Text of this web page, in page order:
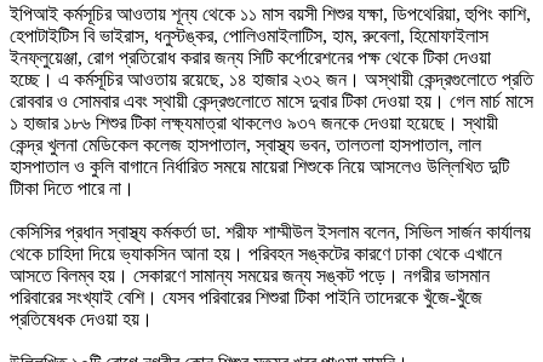
ইপিআই কর্মসূচির আওতায় শূন্য থেকে ১১ মাস বয়সী শিশুর যক্ষা, ডিপথেরিয়া, হুপিং কাশি,
হেপাটাইটিস বি ভাইরাস, ধনুস্টঙ্কর, পোলিওমাইলাটিস, হাম, রুবেলা, হিমোফাইলাস
ইনফ্লুয়েঞ্জা, রোগ প্রতিরোধ করার জন্য সিটি কর্পোরেশনের পক্ষ থেকে টিকা দেওয়া
হচ্ছে। এ কর্মসূচির আওতায় রয়েছে, ১৪ হাজার ২৩২ জন। অস্থায়ী কেন্দ্রগুলোতে প্রতি
রোববার ও সোমবার এবং স্থায়ী কেন্দ্রগুলোতে মাসে দুবার টিকা দেওয়া হয়। গেল মার্চ মাসে
১ হাজার ১৮৬ শিশুর টিকা লক্ষ্যমাত্রা থাকলেও ৯৩৭ জনকে দেওয়া হয়েছে। স্থায়ী
কেন্দ্র খুলনা মেডিকেল কলেজ হাসপাতাল, স্বাস্থ্য ভবন, তালতলা হাসপাতাল, লাল
হাসপাতাল ও কুলি বাগানে নির্ধারিত সময়ে মায়েরা শিশুকে নিয়ে আসলেও উল্লিখিত দুটি
টিাকা দিতে পারে না।
কেসিসির প্রধান স্বাস্থ্য কর্মকর্তা ডা. শরীফ শাম্মীউল ইসলাম বলেন, সিভিল সার্জন কার্যালয়
থেকে চাহিদা দিয়ে ভ্যাকসিন আনা হয়। পরিবহন সঙ্কটের কারণে ঢাকা থেকে এখানে
আসতে বিলম্ব হয়। সেকারণে সামান্য সময়ের জন্য সঙ্কট পড়ে। নগরীর ভাসমান
পরিবারের সংখ্যাই বেশি। যেসব পরিবারের শিশুরা টিকা পাইনি তাদেরকে খুঁজে-খুঁজে
প্রতিষেধক দেওয়া হয়।